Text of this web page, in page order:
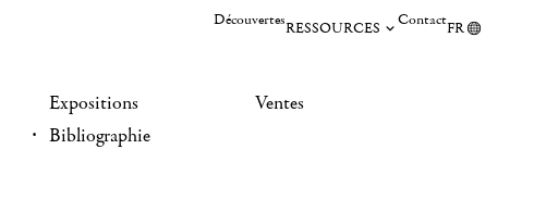
DécouvertesRESSOURCES ContactFR
Expositions
Bibliographie
Ventes